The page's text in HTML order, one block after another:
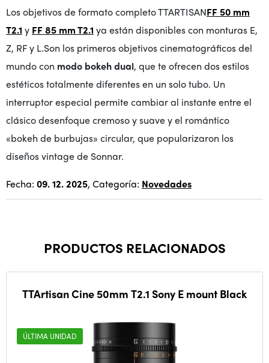
Losobjetivos de formato completo TTARTISANFF 50 mm
T2.1 y FF 85 mm T2.1 ya están disponibles con monturas E,
Z, RF y L.Son los primeros objetivos cinematográficos del
mundo con modo bokeh dual, que te ofrecen dos estilos
estéticos totalmente diferentes en un solo tubo. Un
interruptor especial permite cambiar al instante entre el
clásico desenfoque cremoso y suave y el romántico
«bokeh de burbujas» circular, que popularizaron los
diseños vintage de Sonnar.
Fecha: 09. 12. 2025, Categoría: Novedades
PRODUCTOS RELACIONADOS
TTArtisan Cine 50mm T2.1 Sony E mount Black
ÚLTIMA UNIDAD